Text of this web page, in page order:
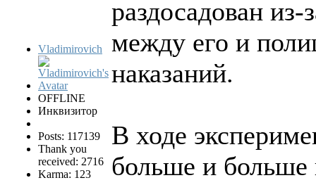
Vladimirovich
OFFLINE
Инквизитор
Posts: 117139
Thank you
received: 2716
Karma: 123
раздосадован из-
между его и
наказаний.
В ходе
больше и больше